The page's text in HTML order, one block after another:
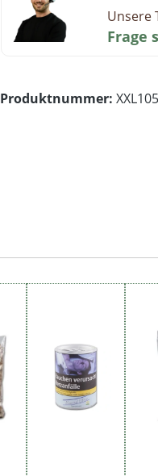
Unsere
Frage
Produktnummer: